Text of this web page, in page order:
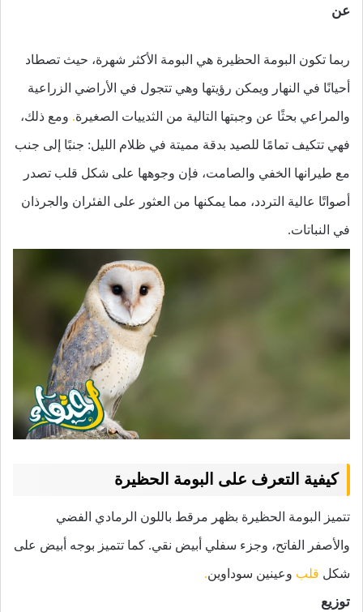
عن
ربما تكون البومة الحظيرة هي البومة الأكثر شهرة، حيث تصطاد
أحيانًا في النهار ويمكن رؤيتها وهي تتجول في الأراضي الزراعية
والمراعي بحثًا عن وجبتها التالية من الثدييات الصغيرة. ومع ذلك،
فهي تتكيف تمامًا للصيد بدقة مميتة في ظلام الليل: جنبًا إلى جنب
مع طيرانها الخفي والصامت، فإن وجوهها على شكل قلب تصدر
أصواتًا عالية التردد، مما يمكنها من العثور على الفئران والجرذان
في النباتات.
كيفية التعرف على البومة الحظيرة
تتميز البومة الحظيرة بظهر مرقط باللون الرمادي الفضي
والأصفر الفاتح، وجزء سفلي أبيض نقي. كما تتميز بوجه أبيض على
شكل قلب وعينين سوداوين.
توزيع